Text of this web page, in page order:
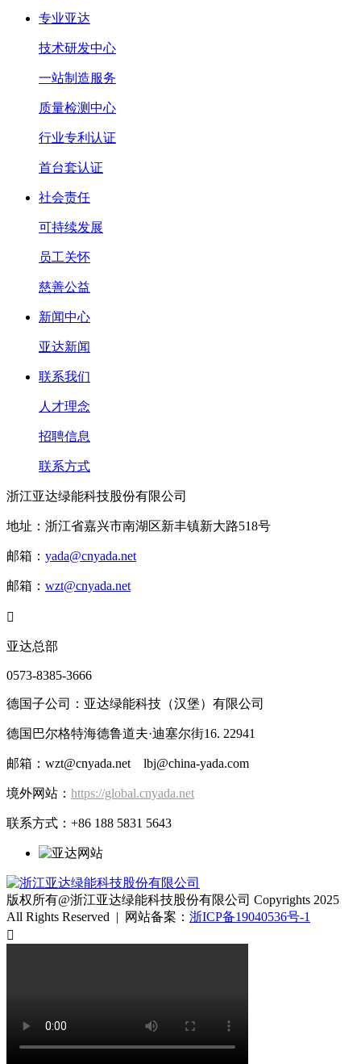
专业亚达
技术研发中心
一站制造服务
质量检测中心
行业专利认证
首台套认证
社会责任
可持续发展
员工关怀
慈善公益
新闻中心
亚达新闻
联系我们
人才理念
招聘信息
联系方式
浙江亚达绿能科技股份有限公司
地址：浙江省嘉兴市南湖区新丰镇新大路518号
邮箱： yada@cnyada.net
邮箱： wzt@cnyada.net

亚达总部
0573-8385-3666
德国子公司：亚达绿能科技（汉堡）有限公司
德国巴尔格特海德鲁道夫·迪塞尔街16. 22941
邮箱：wzt@cnyada.net lbj@china-yada.com
境外网站： https://global.cnyada.net
联系方式：+86 188 5831 5643
版权所有@浙江亚达绿能科技股份有限公司 Copyrights 2025
All Rights Reserved | 网站备案： 浙ICP备19040536号-1
